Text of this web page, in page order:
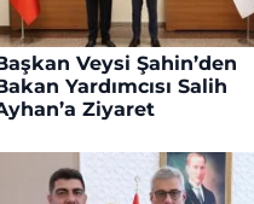
Veysi Şahin’den
Yardımcısı Salih
Ziyaret